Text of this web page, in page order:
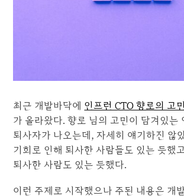
최근 개발바닥에 인프런 CTO 향로의 고민
가 올라왔다. 향로 님의 고민이 담겨있는
퇴사자가 나오는데, 자세히 얘기하진 않
기회로 인해 퇴사한 사람들도 있는 듯했
퇴사한 사람도 있는 듯했다.
이런 주제로 시작했으나 주된 내용은 개